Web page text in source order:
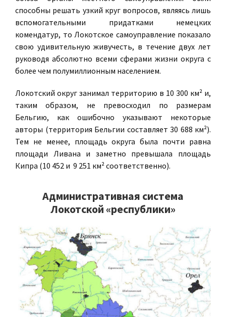
способны решать узкий круг вопросов, являясь лишь
вспомогательными придатками немецких
комендатур, то Локотское самоуправление показало
свою удивительную живучесть, в течение двух лет
руководя абсолютно всеми сферами жизни округа с
более чем полумиллионным населением.
Локотский округ занимал территорию в 10 300 км² и,
таким образом, не превосходил по размерам
Бельгию, как ошибочно указывают некоторые
авторы (территория Бельгии составляет 30 688 км²).
Тем не менее, площадь округа была почти равна
площади Ливана и заметно превышала площадь
Кипра (10 452 и 9 251 км² соответственно).
Административная система
Локотской «республики»